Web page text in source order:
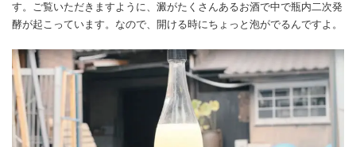
す。ご覧いただきますように、澱がたくさんあるお酒で中で瓶内二次発
酵が起こっています。なので、開ける時にちょっと泡がでるんですよ。